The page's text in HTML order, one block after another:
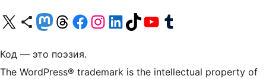
Посетите нас в X (ранее Twitter)
Посетите нашу учётную запись в Bluesky
Посетите нашу ленту в Mastodon
Посетите нашу учётную запись в Threads
Посетите нашу страницу на Facebook
Посетите наш Instagram
Посетите нашу страницу в LinkedIn
Посетите нашу учётную запись в TikTok
Посетите наш канал YouTube
Посетите нашу учётную запись в Tumblr
Код — это поэзия.
The WordPress® trademark is the intellectual property of